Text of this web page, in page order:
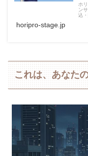
ホ
ン
込
horipro-stage.jp
これは、あなた